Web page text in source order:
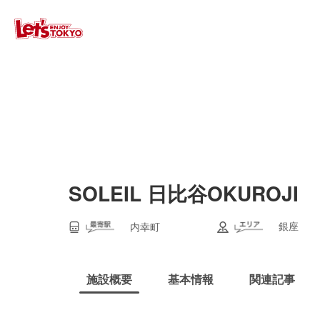
SOLEIL 日比谷OKUROJI
内幸町 銀座
施設概要 基本情報 関連記事